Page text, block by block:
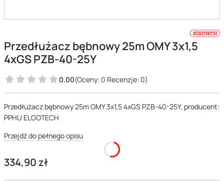
Przedłużacz bębnowy 25m OMY 3x1,5
4xGS PZB-40-25Y
0.00(Oceny: 0 Recenzje: 0)
Przedłużacz bębnowy 25m OMY 3x1,5 4xGS PZB-40-25Y, producent:
PPHU ELGOTECH
Przejdź do pełnego opisu
Cena
334,90 zł